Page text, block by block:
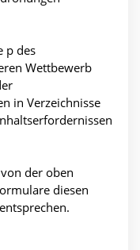
p des
Wettbewerb
in Verzeichnisse
der oben
diesen